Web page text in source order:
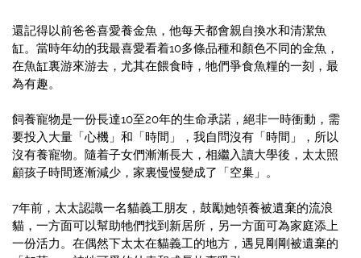
還記得以前爸爸喜愛養金魚，他每天都會親自換水和清潔魚
缸。當時年幼的我最喜愛看着10多條品種和顏色不同的金魚，
在魚缸裏游來游去，尤其在餵食時，牠們爭食魚糧的一刻，最
為有趣。
飼養寵物是一份長達10至20年的生命承諾，絕非一時衝動，需
要投入大量「心機」和「時間」，我自問沒有「時間」，所以
沒有養寵物。隨着子女們漸漸長大，相繼入讀大學後，太太照
顧孩子時間逐漸減少，家裏慢慢變成了「空巢」。
7年前，太太認識一名貓義工朋友，鼓勵她領養被遺棄的流浪
貓，一方面可以幫助牠們找到新居所，另一方面可為家庭添上
一份活力。在偶然下太太在貓義工的地方，遇見剛剛被遺棄的